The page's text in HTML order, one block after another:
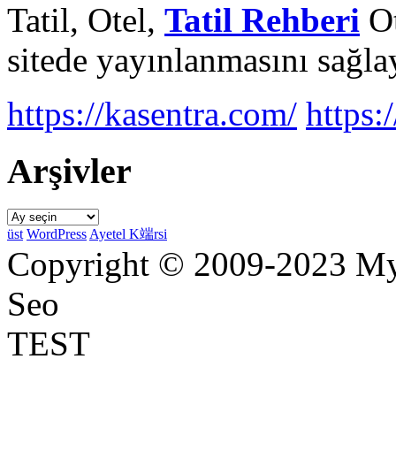
Tatil, Otel, Tatil Rehberi
sitede yayınlanmasını
https://kasentra.com/
Arşivler
Arşivler
üst WordPress Ayetel K端rsi
Copyright © 2009-2023
Seo
TEST